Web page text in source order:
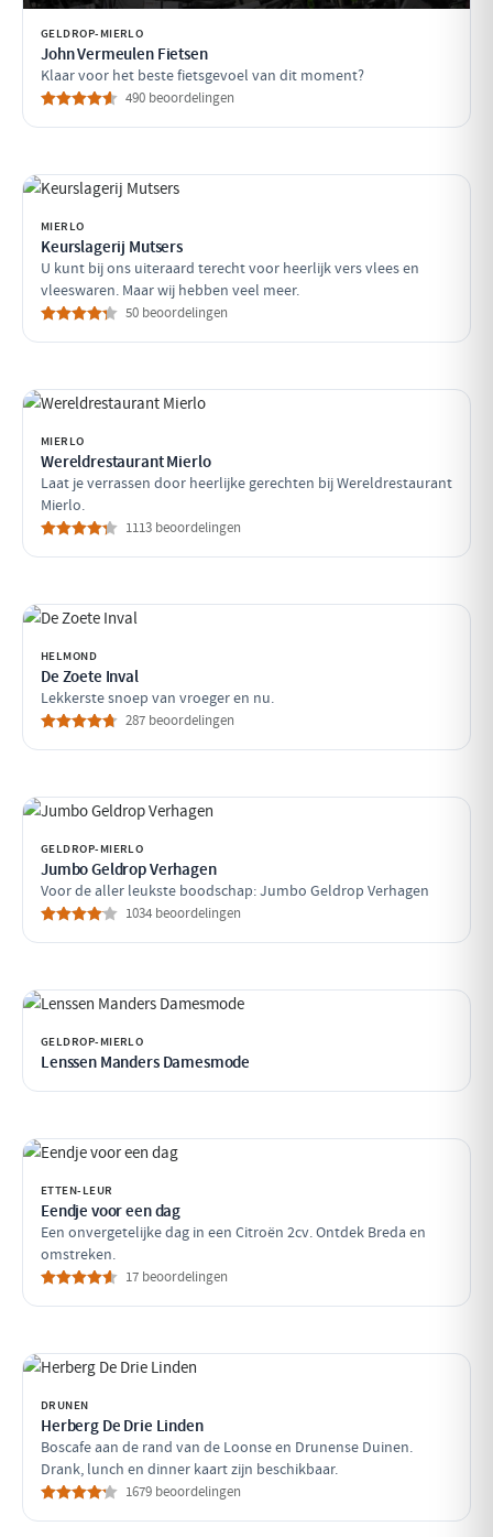
GELDROP-MIERLO
John Vermeulen Fietsen
Klaar voor het beste fietsgevoel van dit moment?
490 beoordelingen
MIERLO
Keurslagerij Mutsers
U kunt bij ons uiteraard terecht voor heerlijk vers vlees en
vleeswaren. Maar wij hebben veel meer.
50 beoordelingen
MIERLO
Wereldrestaurant Mierlo
Laat je verrassen door heerlijke gerechten bij Wereldrestaurant
Mierlo.
1113 beoordelingen
HELMOND
De Zoete Inval
Lekkerste snoep van vroeger en nu.
287 beoordelingen
GELDROP-MIERLO
Jumbo Geldrop Verhagen
Voor de aller leukste boodschap: Jumbo Geldrop Verhagen
1034 beoordelingen
GELDROP-MIERLO
Lenssen Manders Damesmode
ETTEN-LEUR
Eendje voor een dag
Een onvergetelijke dag in een Citroën 2cv. Ontdek Breda en
omstreken.
17 beoordelingen
DRUNEN
Herberg De Drie Linden
Boscafe aan de rand van de Loonse en Drunense Duinen.
Drank, lunch en dinner kaart zijn beschikbaar.
1679 beoordelingen